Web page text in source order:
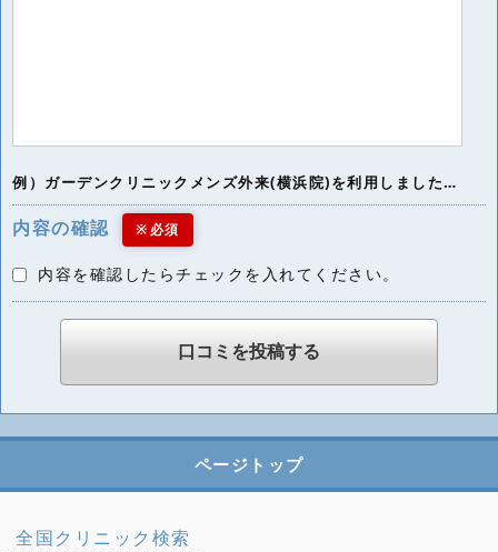
例）ガーデンクリニックメンズ外来(横浜院)を利用しました…
内容の確認 ※必須
内容を確認したらチェックを入れてください。
ページトップ
全国クリニック検索